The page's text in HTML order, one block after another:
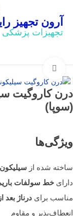
آرون تجهیز
تجهیزات پزشکی
درن کاروگیت
(سوپا)
ویژگی‌ها
ساخته شده از
دارای خط سولفات
مناسب برای درناژ بعد
انعطاف‌پذیر و مقاوم